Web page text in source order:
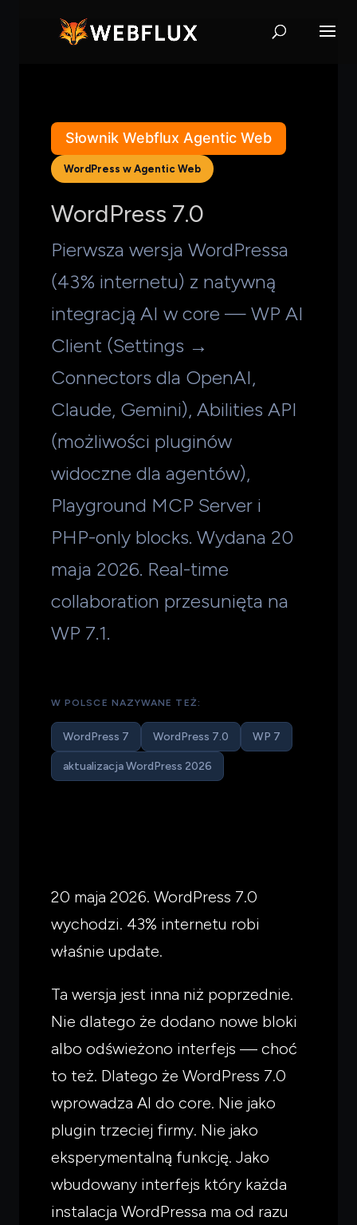
Słownik Webflux Agentic Web
WordPress w Agentic Web
WordPress 7.0
Pierwsza wersja WordPressa
(43% internetu) z natywną
integracją AI w core — WP AI
Client (Settings →
Connectors dla OpenAI,
Claude, Gemini), Abilities API
(możliwości pluginów
widoczne dla agentów),
Playground MCP Server i
PHP-only blocks. Wydana 20
maja 2026. Real-time
collaboration przesunięta na
WP 7.1.
W POLSCE NAZYWANE TEŻ:
WordPress 7 WordPress 7.0 WP 7
aktualizacja WordPress 2026
20 maja 2026. WordPress 7.0
wychodzi. 43% internetu robi
właśnie update.
Ta wersja jest inna niż poprzednie.
Nie dlatego że dodano nowe bloki
albo odświeżono interfejs — choć
to też. Dlatego że WordPress 7.0
wprowadza AI do core. Nie jako
plugin trzeciej firmy. Nie jako
eksperymentalną funkcję. Jako
wbudowany interfejs który każda
instalacja WordPressa ma od razu